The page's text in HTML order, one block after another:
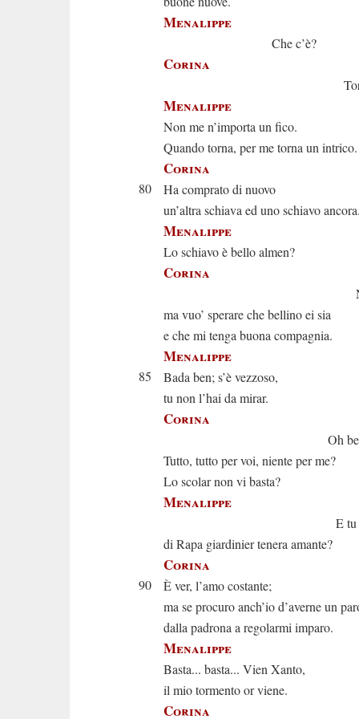
Menalippe
Che c’è?
Corina
Torna il
Menalippe
Non me n’importa un fico.
Quando torna, per me torna un intrico.
Corina
80
Ha comprato di nuovo
un’altra schiava ed uno schiavo ancora.
Menalippe
Lo schiavo è bello almen?
Corina
Non l’ho
ma vuo’ sperare che bellino ei sia
e che mi tenga buona compagnia.
Menalippe
85
Bada ben; s’è vezzoso,
tu non l’hai da mirar.
Corina
Oh bella
Tutto, tutto per voi, niente per me?
Lo scolar non vi basta?
Menalippe
E tu non
di Rapa giardinier tenera amante?
Corina
90
È ver, l’amo costante;
ma se procuro anch’io d’averne un
dalla padrona a regolarmi imparo.
Menalippe
Basta... basta... Vien Xanto,
il mio tormento or viene.
Corina